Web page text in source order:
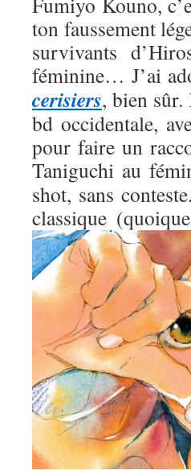
ton faussement
survivants
féminine… J’ai
cerisiers, bien sûr.
bd occidentale,
pour faire un
Taniguchi au
shot, sans
classique